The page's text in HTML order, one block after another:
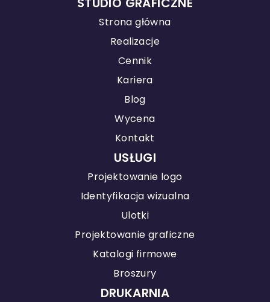
Strona główna
Realizacje
Cennik
Kariera
Blog
Wycena
Kontakt
USŁUGI
Projektowanie logo
Identyfikacja wizualna
Ulotki
Projektowanie graficzne
Katalogi firmowe
Broszury
DRUKARNIA